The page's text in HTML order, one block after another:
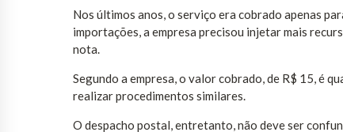
Nos últimos anos, o serviço era cobrado apenas
importações, a empresa precisou injetar mais
nota.
Segundo a empresa, o valor cobrado, de R$ 15, é
realizar procedimentos similares.
O despacho postal, entretanto, não deve ser